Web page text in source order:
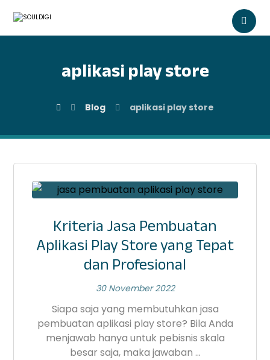
aplikasi play store
Blog aplikasi play store
Kriteria Jasa Pembuatan
Aplikasi Play Store yang Tepat
dan Profesional
30 November 2022
Siapa saja yang membutuhkan jasa
pembuatan aplikasi play store? Bila Anda
menjawab hanya untuk pebisnis skala
besar saja, maka jawaban ...